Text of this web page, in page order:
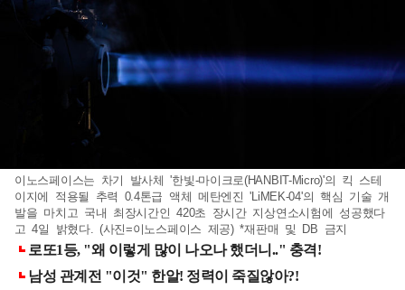
이노스페이스는 차기 발사체 '한빛-마이크로(HANBIT-Micro)'의 킥 스테
이지에 적용될 추력 0.4톤급 액체 메탄엔진 'LiMEK-04'의 핵심 기술 개
발을 마치고 국내 최장시간인 420초 장시간 지상연소시험에 성공했다
고 4일 밝혔다. (사진=이노스페이스 제공) *재판매 및 DB 금지